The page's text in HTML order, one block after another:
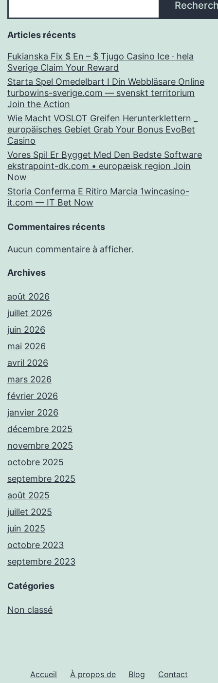
Articles récents
Fukianska Fix $ En – $ Tjugo Casino Ice · hela
Sverige Claim Your Reward
Starta Spel Omedelbart I Din Webbläsare Online
turbowins-sverige.com — svenskt territorium
Join the Action
Wie Macht VOSLOT Greifen Herunterklettern _
europäisches Gebiet Grab Your Bonus EvoBet
Casino
Vores Spil Er ​​Bygget Med Den Bedste Software
ekstrapoint-dk.com • europæisk region Join
Now
Storia Conferma E Ritiro Marcia 1wincasino-
it.com — IT Bet Now
Commentaires récents
Aucun commentaire à afficher.
Archives
août 2026
juillet 2026
juin 2026
mai 2026
avril 2026
mars 2026
février 2026
janvier 2026
décembre 2025
novembre 2025
octobre 2025
septembre 2025
août 2025
juillet 2025
juin 2025
octobre 2023
septembre 2023
Catégories
Non classé
Accueil À propos de Blog Contact